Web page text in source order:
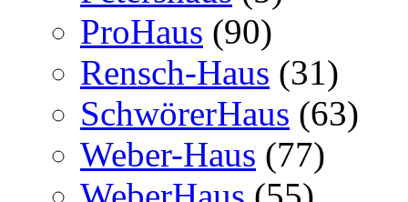
ProHaus (90)
Rensch-Haus (31)
SchwörerHaus (63)
Weber-Haus (77)